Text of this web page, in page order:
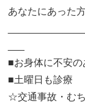
あなたにあった
■お身体に不安
■土曜日も診療
☆交通事故・む